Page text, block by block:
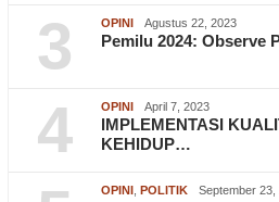
3 OPINI Agustus 22, 2023
Pemilu 2024: Observe
4 OPINI April 7, 2023
IMPLEMENTASI
KEHIDUP…
OPINI POLITIK September 23,